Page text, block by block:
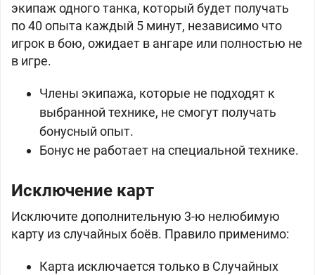
экипаж одного танка, который будет получать
по 40 опыта каждый 5 минут, независимо что
игрок в бою, ожидает в ангаре или полностью не
в игре.
Члены экипажа, которые не подходят к
выбранной технике, не смогут получать
бонусный опыт.
Бонус не работает на специальной технике.
Исключение карт
Исключите дополнительную 3-ю нелюбимую
карту из случайных боёв. Правило применимо:
Карта исключается только в Случайных